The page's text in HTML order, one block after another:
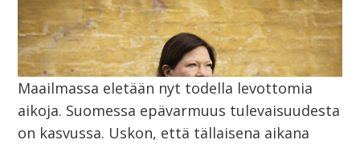
Maailmassa eletään nyt todella levottomia
aikoja. Suomessa epävarmuus tulevaisuudesta
on kasvussa. Uskon, että tällaisena aikana